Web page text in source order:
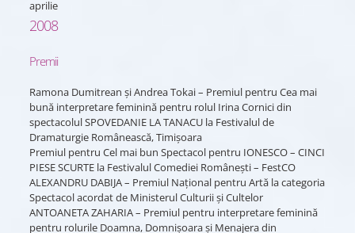
aprilie
2008
Premii
Ramona Dumitrean și Andrea Tokai – Premiul pentru Cea mai
bună interpretare feminină pentru rolul Irina Cornici din
spectacolul SPOVEDANIE LA TANACU la Festivalul de
Dramaturgie Românească, Timișoara
Premiul pentru Cel mai bun Spectacol pentru IONESCO – CINCI
PIESE SCURTE la Festivalul Comediei Românești – FestCO
ALEXANDRU DABIJA – Premiul Național pentru Artă la categoria
Spectacol acordat de Ministerul Culturii și Cultelor
ANTOANETA ZAHARIA – Premiul pentru interpretare feminină
pentru rolurile Doamna, Domnișoara și Menajera din